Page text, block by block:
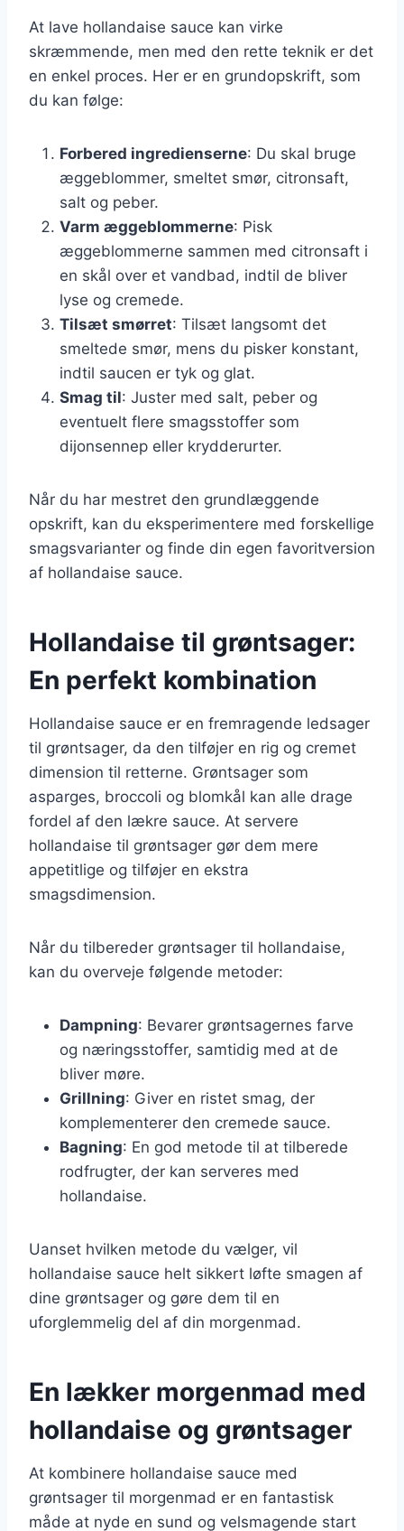
At lave hollandaise sauce kan virke
skræmmende, men med den rette teknik er det
en enkel proces. Her er en grundopskrift, som
du kan følge:
Forbered ingredienserne: Du skal bruge
æggeblommer, smeltet smør, citronsaft,
salt og peber.
Varm æggeblommerne: Pisk
æggeblommerne sammen med citronsaft i
en skål over et vandbad, indtil de bliver
lyse og cremede.
Tilsæt smørret: Tilsæt langsomt det
smeltede smør, mens du pisker konstant,
indtil saucen er tyk og glat.
Smag til: Juster med salt, peber og
eventuelt flere smagsstoffer som
dijonsennep eller krydderurter.
Når du har mestret den grundlæggende
opskrift, kan du eksperimentere med forskellige
smagsvarianter og finde din egen favoritversion
af hollandaise sauce.
Hollandaise til grøntsager:
En perfekt kombination
Hollandaise sauce er en fremragende ledsager
til grøntsager, da den tilføjer en rig og cremet
dimension til retterne. Grøntsager som
asparges, broccoli og blomkål kan alle drage
fordel af den lækre sauce. At servere
hollandaise til grøntsager gør dem mere
appetitlige og tilføjer en ekstra
smagsdimension.
Når du tilbereder grøntsager til hollandaise,
kan du overveje følgende metoder:
Dampning: Bevarer grøntsagernes farve
og næringsstoffer, samtidig med at de
bliver møre.
Grillning: Giver en ristet smag, der
komplementerer den cremede sauce.
Bagning: En god metode til at tilberede
rodfrugter, der kan serveres med
hollandaise.
Uanset hvilken metode du vælger, vil
hollandaise sauce helt sikkert løfte smagen af
dine grøntsager og gøre dem til en
uforglemmelig del af din morgenmad.
En lækker morgenmad med
hollandaise og grøntsager
At kombinere hollandaise sauce med
grøntsager til morgenmad er en fantastisk
måde at nyde en sund og velsmagende start